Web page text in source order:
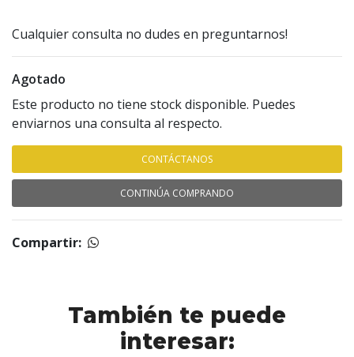
Cualquier consulta no dudes en preguntarnos!
Agotado
Este producto no tiene stock disponible. Puedes
enviarnos una consulta al respecto.
CONTÁCTANOS
CONTINÚA COMPRANDO
Compartir:
También te puede
interesar: